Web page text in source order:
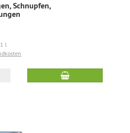
Schnupfen,
l